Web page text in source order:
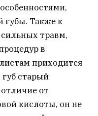
губы. Также к
травм,
в
приходится
старый
от
кислоты, он не